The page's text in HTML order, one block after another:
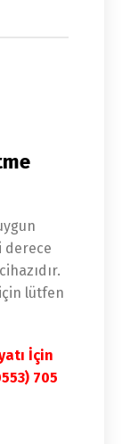
derece
lütfen
İçin
705